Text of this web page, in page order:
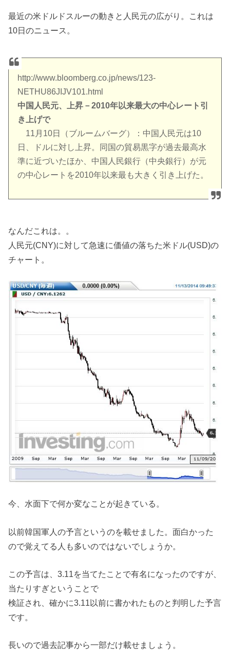
最近の米ドルドスルーの動きと人民元の広がり。これは
10日のニュース。
http://www.bloomberg.co.jp/news/123-
NETHU86JIJV101.html
中国人民元、上昇－2010年以来最大の中心レート引
き上げで
11月10日（ブルームバーグ）：中国人民元は10
日、ドルに対し上昇。同国の貿易黒字が過去最高水
準に近づいたほか、中国人民銀行（中央銀行）が元
の中心レートを2010年以来最も大きく引き上げた。
なんだこれは。。
人民元(CNY)に対して急速に価値の落ちた米ドル(USD)の
チャート。
今、水面下で何か変なことが起きている。
以前韓国軍人の予言というのを載せました。面白かった
ので覚えてる人も多いのではないでしょうか。
この予言は、3.11を当てたことで有名になったのですが、
当たりすぎということで
検証され、確かに3.11以前に書かれたものと判明した予言
です。
長いので過去記事から一部だけ載せましょう。